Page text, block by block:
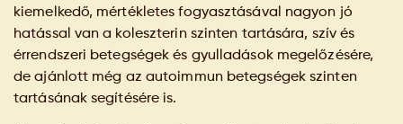
kiemelkedő, mértékletes fogyasztásával nagyon jó
hatással van a koleszterin szinten tartására, szív és
érrendszeri betegségek és gyulladások megelőzésére,
de ajánlott még az autoimmun betegségek szinten
tartásának segítésére is.